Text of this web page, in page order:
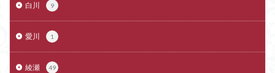
白川 9
愛川 1
綾瀬 49